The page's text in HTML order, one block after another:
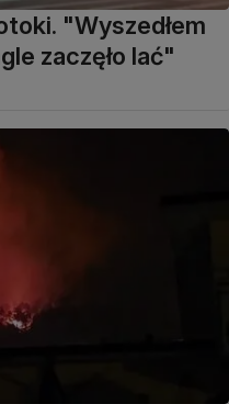
"Wyszedłem
zaczęło lać"